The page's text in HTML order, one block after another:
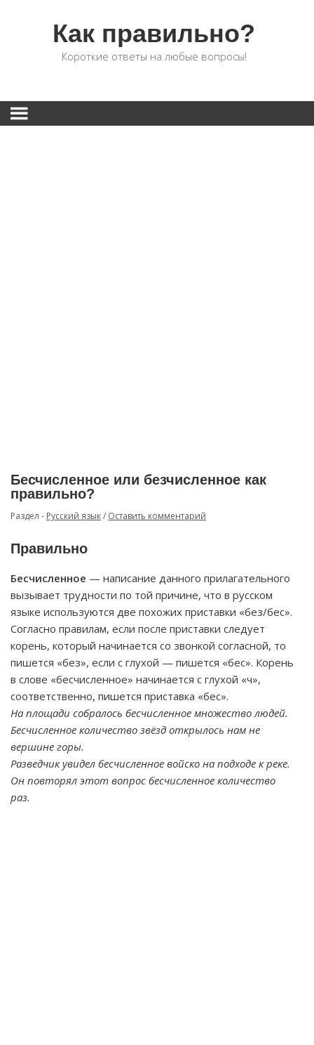
Как правильно?
Короткие ответы на любые вопросы!
Бесчисленное или безчисленное как
правильно?
Раздел - Русский язык/ Оставить комментарий
Правильно
Бесчисленное — написание данного прилагательного
вызывает трудности по той причине, что в русском
языке используются две похожих приставки «без/бес».
Согласно правилам, если после приставки следует
корень, который начинается со звонкой согласной, то
пишется «без», если с глухой — пишется «бес». Корень
в слове «бесчисленное» начинается с глухой «ч»,
соответственно, пишется приставка «бес».
На площади собралось бесчисленное множество людей.
Бесчисленное количество звёзд открылось нам не
вершине горы.
Разведчик увидел бесчисленное войско на подходе к реке.
Он повторял этот вопрос бесчисленное количество
раз.